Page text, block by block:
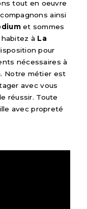
tout en oeuvre
ainsi
et sommes
habitez à La
pour
nécessaires à
. Notre métier est
avec vous
réussir. Toute
avec propreté